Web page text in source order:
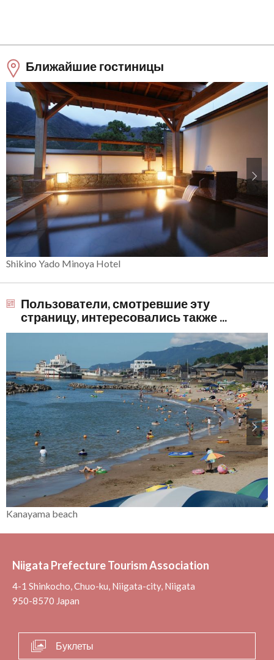
Ближайшие гостиницы
Shikino Yado Minoya Hotel
Пользователи, смотревшие эту
страницу, интересовались также ...
Kanayama beach
Niigata Prefecture Tourism Association
4-1 Shinkocho, Chuo-ku, Niigata-city, Niigata
950-8570 Japan
Буклеты